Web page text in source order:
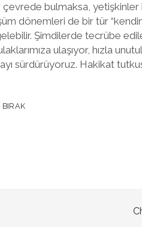
çevrede bulmaksa,
dönemleri de bir tür
Şimdilerde tecrübe
ulaşıyor, hızla
sürdürüyoruz. Hakikat
BIRAK